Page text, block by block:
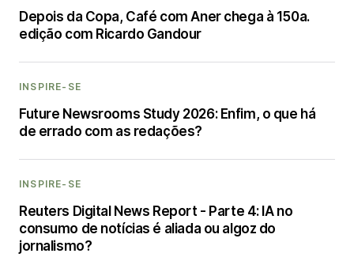
Depois da Copa, Café com Aner chega à 150a.
edição com Ricardo Gandour
INSPIRE-SE
Future Newsrooms Study 2026: Enfim, o que há
de errado com as redações?
INSPIRE-SE
Reuters Digital News Report - Parte 4: IA no
consumo de notícias é aliada ou algoz do
jornalismo?